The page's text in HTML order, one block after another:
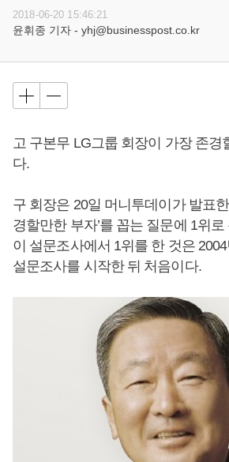
2018-06-20 15:46:21
윤휘종 기자 - yhj@businesspost.co.kr
고 구본무 LG그룹 회장이 가장 존경
다.
구 회장은 20일 머니투데이가 발표
경할만한 부자’를 꼽는 질문에 1위로
이 설문조사에서 1위를 한 것은
설문조사를 시작한 뒤 처음이다.